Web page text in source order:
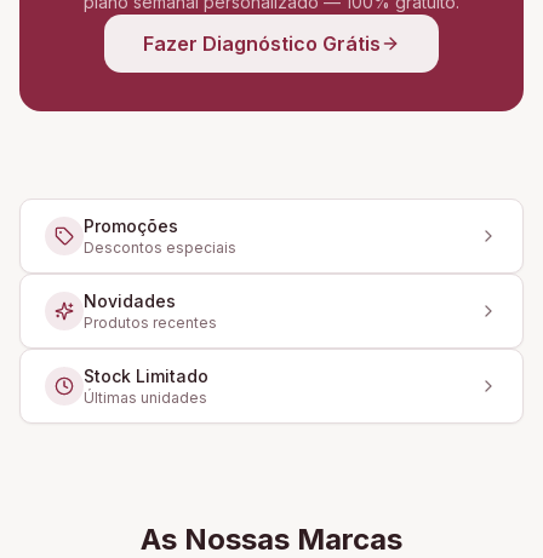
Fazer Diagnóstico Grátis
Promoções
Descontos especiais
Novidades
Produtos recentes
Stock Limitado
Últimas unidades
As Nossas Marcas